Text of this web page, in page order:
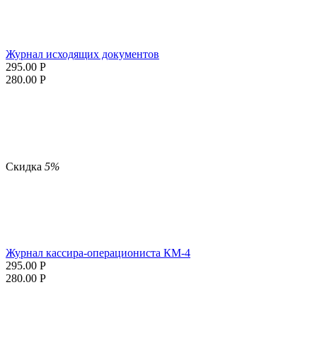
Журнал исходящих документов
295.00 Р
280.00 Р
Скидка 5%
Журнал кассира-операциониста КМ-4
295.00 Р
280.00 Р